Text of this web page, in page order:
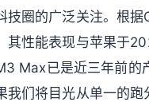
技圈的广泛关注。根
其性能表现与苹果于
Max已是近三年前的
我们将目光从单一的